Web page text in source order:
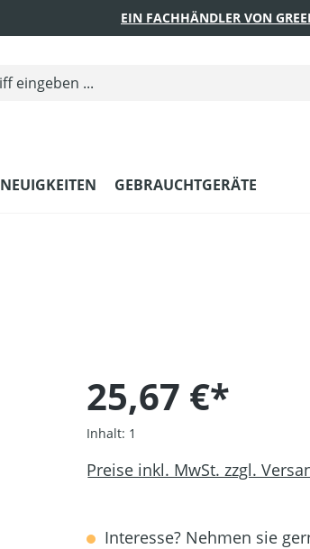
EIN FACHHÄNDLER VON
NEUIGKEITEN GEBRAUCHTGERÄTE
25,67 €*
Inhalt: 1
Preise inkl. MwSt. zzgl.
Interesse? Nehmen sie